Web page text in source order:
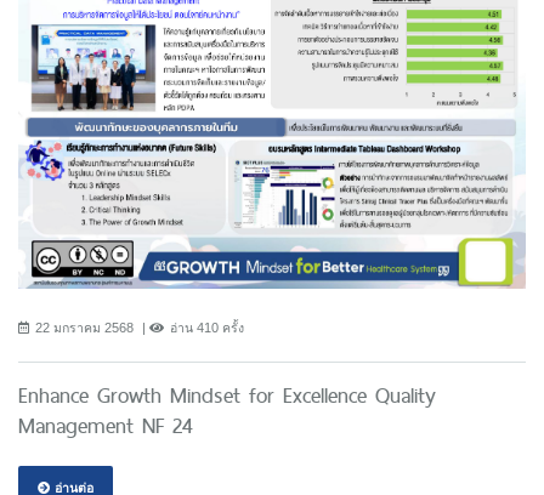
22 มกราคม 2568 อ่าน 410 ครั้ง
Enhance Growth Mindset for Excellence Quality
Management NF 24
อ่านต่อ